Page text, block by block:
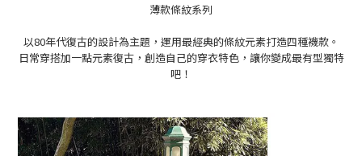
薄款條紋系列
以80年代復古的設計為主題，運用最經典的條紋元素打造四種襪款。
日常穿搭加一點元素復古，創造自己的穿衣特色，讓你變成最有型獨特
吧！